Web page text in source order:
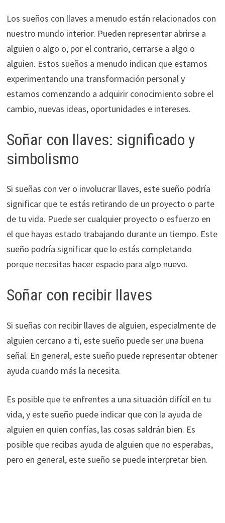
Los sueños con llaves a menudo están relacionados con
nuestro mundo interior. Pueden representar abrirse a
alguien o algo o, por el contrario, cerrarse a algo o
alguien. Estos sueños a menudo indican que estamos
experimentando una transformación personal y
estamos comenzando a adquirir conocimiento sobre el
cambio, nuevas ideas, oportunidades e intereses.
Soñar con llaves: significado y
simbolismo
Si sueñas con ver o involucrar llaves, este sueño podría
significar que te estás retirando de un proyecto o parte
de tu vida. Puede ser cualquier proyecto o esfuerzo en
el que hayas estado trabajando durante un tiempo. Este
sueño podría significar que lo estás completando
porque necesitas hacer espacio para algo nuevo.
Soñar con recibir llaves
Si sueñas con recibir llaves de alguien, especialmente de
alguien cercano a ti, este sueño puede ser una buena
señal. En general, este sueño puede representar obtener
ayuda cuando más la necesita.
Es posible que te enfrentes a una situación difícil en tu
vida, y este sueño puede indicar que con la ayuda de
alguien en quien confías, las cosas saldrán bien. Es
posible que recibas ayuda de alguien que no esperabas,
pero en general, este sueño se puede interpretar bien.